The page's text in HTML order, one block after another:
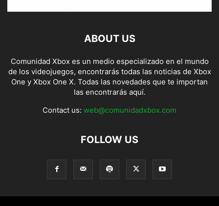
ABOUT US
Comunidad Xbox es un medio especializado en el mundo
de los videojuegos, encontrarás todas las noticias de Xbox
One y Xbox One X. Todas las novedades que te importan
las encontrarás aquí.
Contact us: web@comunidadxbox.com
FOLLOW US